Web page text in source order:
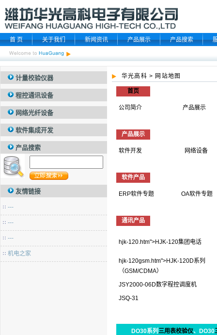
首 页 关于我们 新闻资讯 产品展示 产品搜索
计量校验仪器
程控通讯设备
网络光纤设备
软件集成开发
产品搜索
友情链接
---
---
---
机电之家
华光高科 > 网站地图
首页
公司简介 产品展示
产品展示
软件开发 网络设备
软件产品
ERP软件专题 OA软件专题
通讯产品
hjk-120.htm">HJK-120集团电话
hjk-120gsm.htm">HJK-120D系列
（GSM/CDMA）
JSY2000-06D数字程控调度机
JSQ-31
DO30系列三用表校验仪、DO30